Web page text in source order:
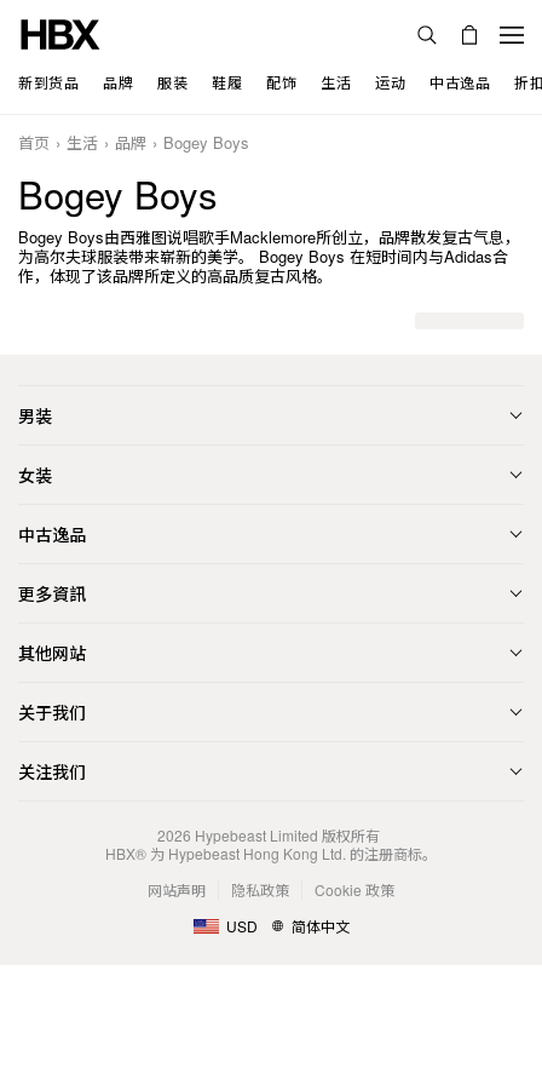
新到货品 品牌 服装 鞋履 配饰 生活 运动 中古逸品 折
首页 生活 品牌 Bogey Boys
Bogey Boys
Bogey Boys由西雅图说唱歌手Macklemore所创立，品牌散发复古气息，
为高尔夫球服装带来崭新的美学。 Bogey Boys 在短时间内与Adidas合
作，体现了该品牌所定义的高品质复古风格。
男装
女装
中古逸品
更多資訊
其他网站
关于我们
关注我们
2026 Hypebeast Limited 版权所有
HBX® 为 Hypebeast Hong Kong Ltd. 的注册商标。
网站声明
隐私政策
Cookie 政策
USD
简体中文